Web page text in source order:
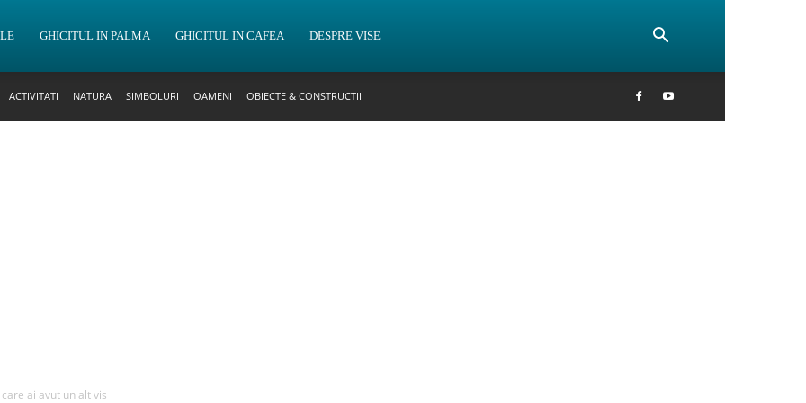
GHICITUL IN PALMA GHICITUL IN CAFEA DESPRE VISE
ACTIVITATI NATURA SIMBOLURI OAMENI OBIECTE & CONSTRUCTII
ai avut un alt vis